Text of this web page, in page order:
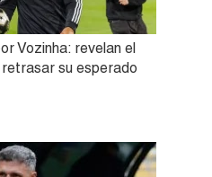
Vozinha: revelan el
su esperado